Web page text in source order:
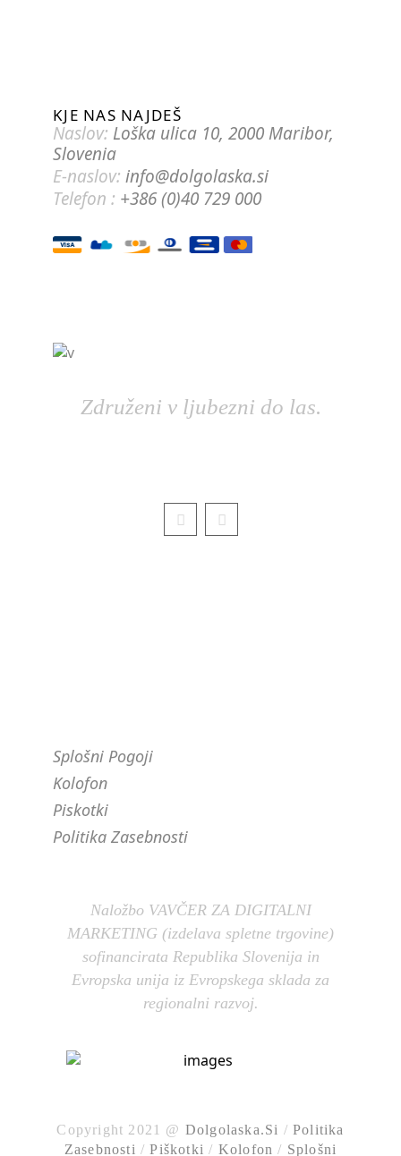
KJE NAS NAJDEŠ
Naslov: Loška ulica 10, 2000 Maribor,
Slovenia
E-naslov: info@dolgolaska.si
Telefon : +386 (0)40 729 000
Združeni v ljubezni do las.
Splošni Pogoji
Kolofon
Piskotki
Politika Zasebnosti
Naložbo VAVČER ZA DIGITALNI
MARKETING (izdelava spletne trgovine)
sofinancirata Republika Slovenija in
Evropska unija iz Evropskega sklada za
regionalni razvoj.
Copyright 2021 @ Dolgolaska.si / Politika
Zasebnosti /Piškotki / Kolofon / Splošni